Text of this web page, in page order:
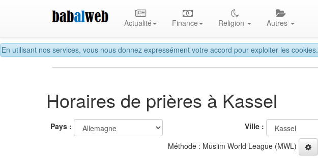
En utilisant nos services, vous nous donnez expressément votre accord pour exploiter les cookies.
Actualité Finance Religion Autres
Horaires de prières à Kassel
Pays :
Ville :
Méthode : Muslim World League (MWL)